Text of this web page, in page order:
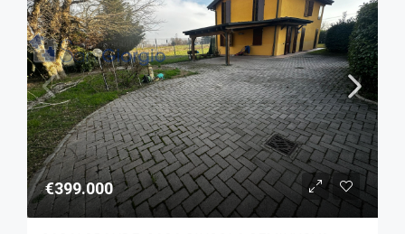
€399.000